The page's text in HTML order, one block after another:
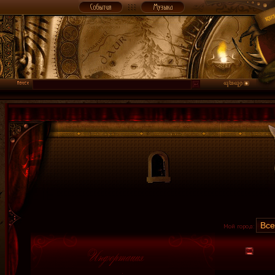
Мой город: